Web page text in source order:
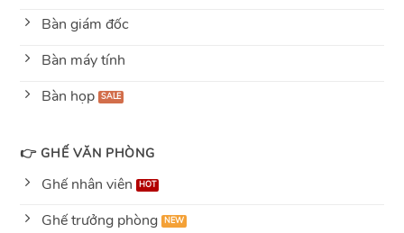
Bàn giám đốc
Bàn máy tính
Bàn họp
👉 GHẾ VĂN PHÒNG
Ghế nhân viên
Ghế trưởng phòng